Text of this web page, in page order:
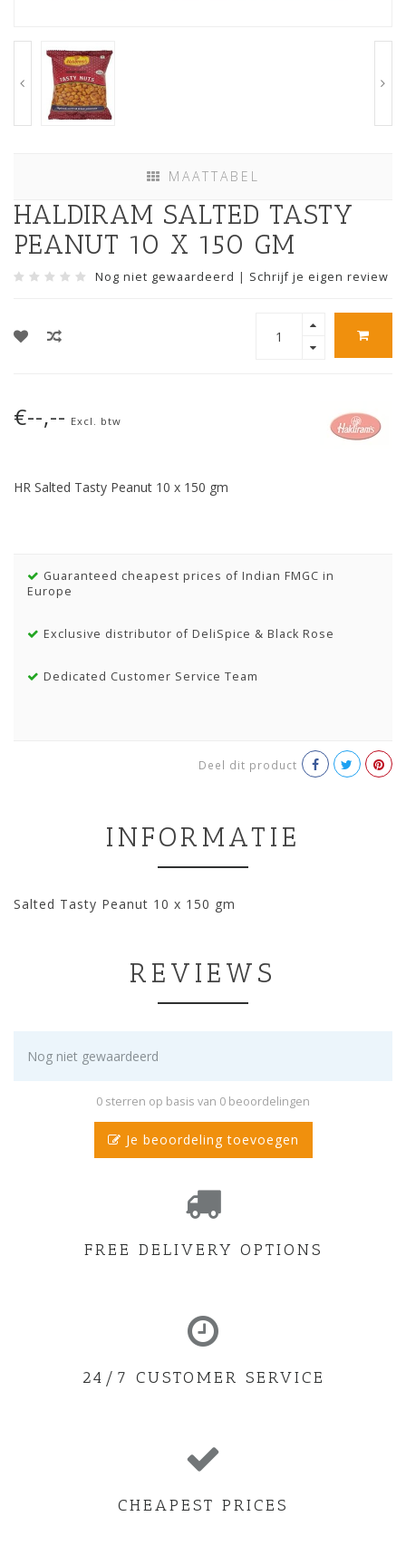
MAATTABEL
HALDIRAM SALTED TASTY
PEANUT 10 X 150 GM
Nog niet gewaardeerd | Schrijf je eigen review
€--,-- Excl. btw
HR Salted Tasty Peanut 10 x 150 gm
Guaranteed cheapest prices of Indian FMGC in
Europe
Exclusive distributor of DeliSpice & Black Rose
Dedicated Customer Service Team
Deel dit product
INFORMATIE
Salted Tasty Peanut 10 x 150 gm
REVIEWS
Nog niet gewaardeerd
0 sterren op basis van 0 beoordelingen
Je beoordeling toevoegen
FREE DELIVERY OPTIONS
24/7 CUSTOMER SERVICE
CHEAPEST PRICES